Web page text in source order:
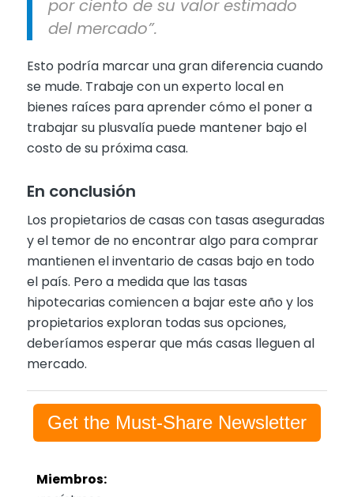
por ciento de su valor estimado
del mercado”.
Esto podría marcar una gran diferencia cuando
se mude. Trabaje con un experto local en
bienes raíces para aprender cómo el poner a
trabajar su plusvalía puede mantener bajo el
costo de su próxima casa.
En conclusión
Los propietarios de casas con tasas aseguradas
y el temor de no encontrar algo para comprar
mantienen el inventario de casas bajo en todo
el país. Pero a medida que las tasas
hipotecarias comiencen a bajar este año y los
propietarios exploran todas sus opciones,
deberíamos esperar que más casas lleguen al
mercado.
Get the Must-Share Newsletter
Miembros: